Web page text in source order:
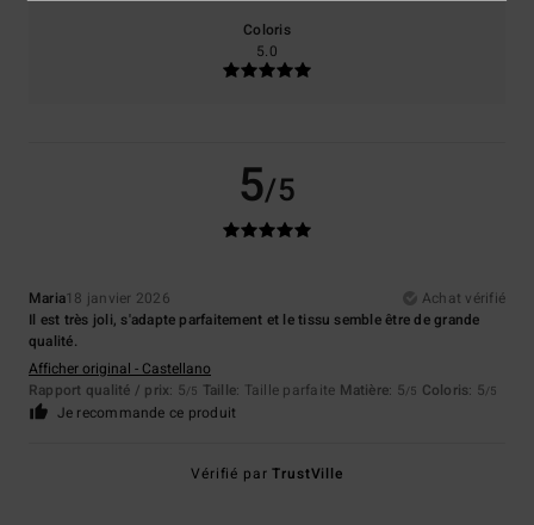
Coloris
5.0
5/5
Maria18 janvier 2026
Achat vérifié
Il est très joli, s'adapte parfaitement et le tissu semble être de grande
qualité.
Afficher original - Castellano
Rapport qualité / prix: 5/5 Taille: Taille parfaite Matière: 5/5 Coloris: 5/5
Je recommande ce produit
Vérifié parTrustVille